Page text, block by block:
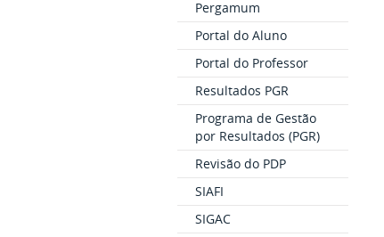
Pergamum
Portal do Aluno
Portal do Professor
Resultados PGR
Programa de Gestão
por Resultados (PGR)
Revisão do PDP
SIAFI
SIGAC